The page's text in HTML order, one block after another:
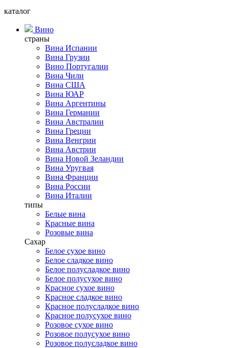
каталог
Вино
страны
Вина Испании
Вина Грузии
Вино Португалии
Вина Чили
Вина США
Вина ЮАР
Вина Аргентины
Вина Германии
Вина Австралии
Вина Греции
Вина Венгрии
Вина Австрии
Вина Новой Зеландии
Вина Уругвая
Вина Франции
Вина России
Вина Италии
типы
Белые вина
Красные вина
Розовые вина
Сахар
Белое сухое вино
Белое сладкое вино
Белое полусладкое вино
Белое полусухое вино
Красное сухое вино
Красное сладкое вино
Красное полусладкое вино
Красное полусухое вино
Розовое сухое вино
Розовое полусухое вино
Розовое полусладкое вино